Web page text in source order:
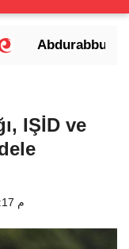
Abdurabbu
IŞİD ve
2025-02-26 12:17 م